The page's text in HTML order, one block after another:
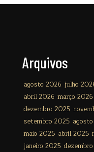
Arquivos
agosto 2026 julho
abril 2026 março 2026
dezembro 2025
setembro 2025
maio 2025 abril 2025
janeiro 2025